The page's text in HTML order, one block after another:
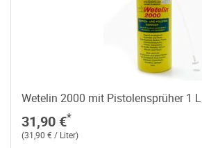
Wetelin 2000 mit Pistolensprüher 1 L
31,90 €*
(31,90 € / Liter)